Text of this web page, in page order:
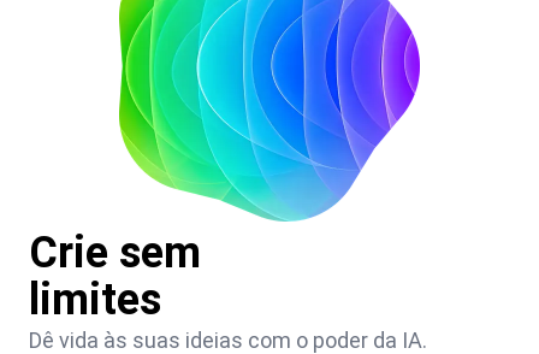
Crie sem
limites
Dê vida às suas ideias com o poder da IA.